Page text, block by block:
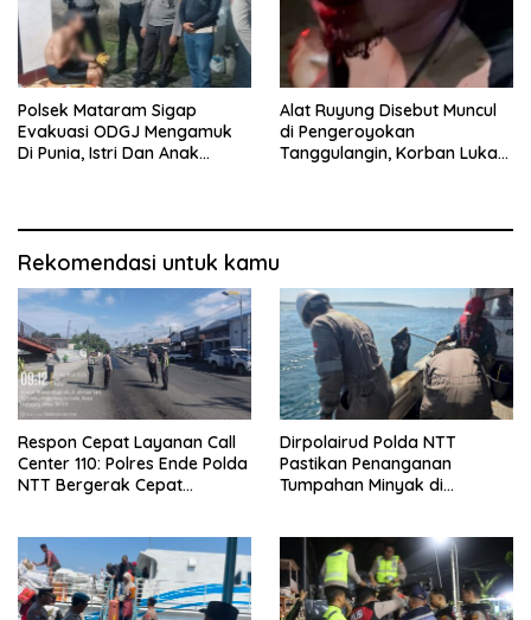
Polsek Mataram Sigap
Evakuasi ODGJ Mengamuk
Di Punia, Istri Dan Anak
Alat Ruyung Disebut Muncul
di Pengeroyokan
Tanggulangin, Korban Luka
Rekomendasi untuk kamu
Respon Cepat Layanan Call
Center 110: Polres Ende Polda
NTT Bergerak Cepat
Dirpolairud Polda NTT
Pastikan Penanganan
Tumpahan Minyak di
Bersama Instansi Terkait